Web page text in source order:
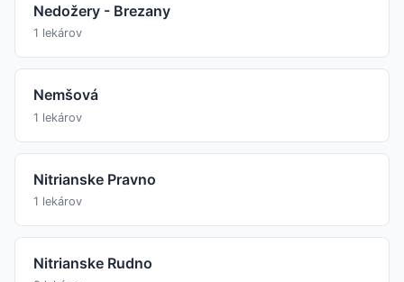
Nedožery - Brezany
1 lekárov
Nemšová
1 lekárov
Nitrianske Pravno
1 lekárov
Nitrianske Rudno